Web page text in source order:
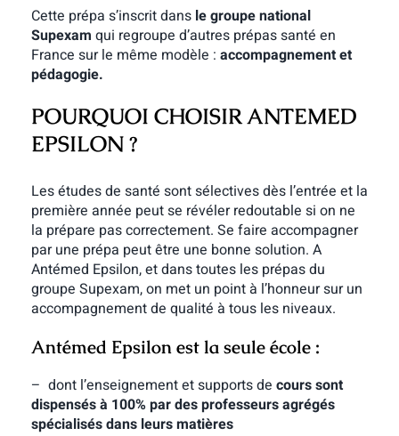
Cette prépa s’inscrit dans le groupe national
Supexam qui regroupe d’autres prépas santé en
France sur le même modèle : accompagnement et
pédagogie.
POURQUOI CHOISIR ANTEMED
EPSILON ?
Les études de santé sont sélectives dès l’entrée et la
première année peut se révéler redoutable si on ne
la prépare pas correctement. Se faire accompagner
par une prépa peut être une bonne solution. A
Antémed Epsilon, et dans toutes les prépas du
groupe Supexam, on met un point à l’honneur sur un
accompagnement de qualité à tous les niveaux.
Antémed Epsilon est la seule école :
– dont l’enseignement et supports de cours sont
dispensés à 100% par des professeurs agrégés
spécialisés dans leurs matières